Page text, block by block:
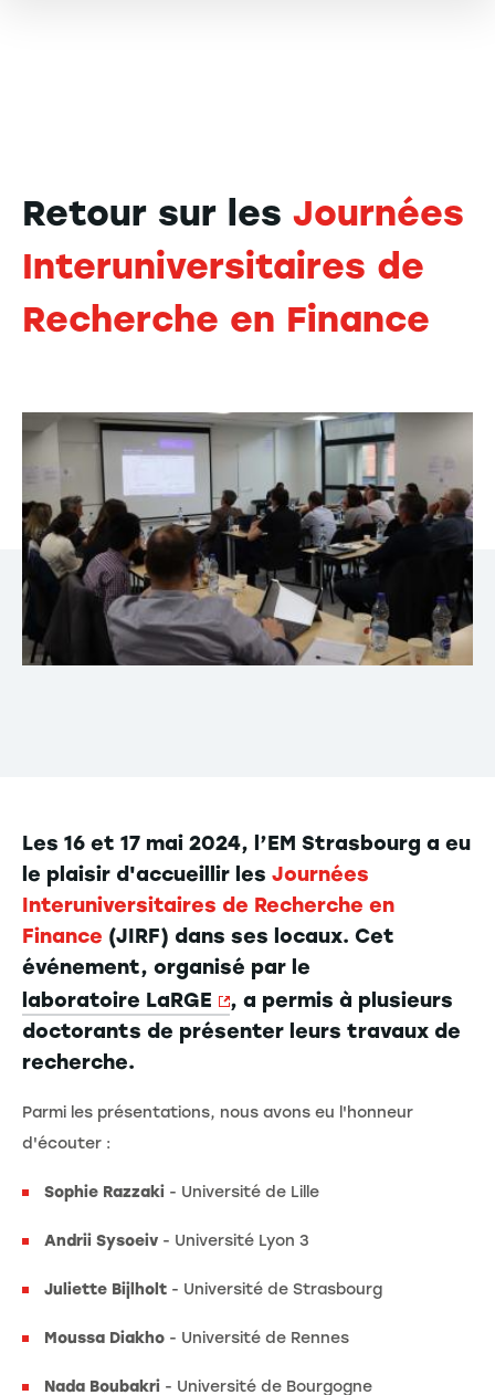
Retour sur les Journées
Interuniversitaires de
Recherche en Finance
Les 16 et 17 mai 2024, l’EM Strasbourg a eu
le plaisir d'accueillir les Journées
Interuniversitaires de Recherche en
Finance (JIRF) dans ses locaux. Cet
événement, organisé par le
laboratoire LaRGE
, a permis à plusieurs
doctorants de présenter leurs travaux de
recherche.
Parmi les présentations, nous avons eu l'honneur
d'écouter :
Sophie Razzaki - Université de Lille
Andrii Sysoeiv - Université Lyon 3
Juliette Bijlholt - Université de Strasbourg
Moussa Diakho - Université de Rennes
Nada Boubakri - Université de Bourgogne